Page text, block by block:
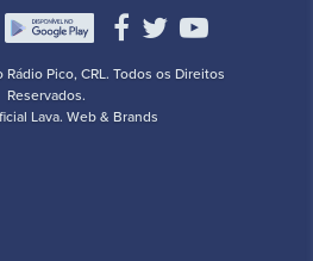
Pico, CRL. Todos os Direitos
Reservados.
Lava. Web & Brands